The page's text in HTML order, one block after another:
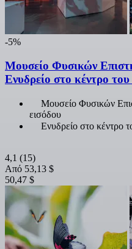
-5%
Μουσείο Φυσικών
Ενυδρείο στο κέντρο
Μουσείο Φυσικών
εισόδου
Ενυδρείο στο κέντρο
4,1 (15)
Από 53,13 $
50,47 $